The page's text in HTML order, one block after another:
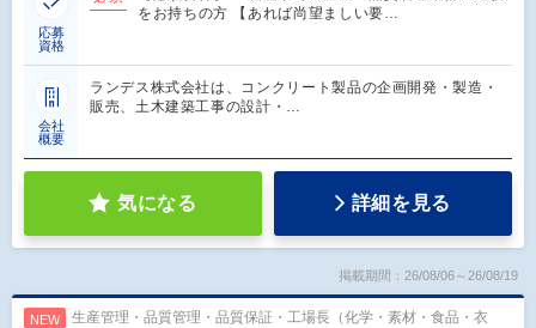
応募
資格
をお持ちの方 【あれば尚望ましい要…
会社
概要
ランデス株式会社は、コンクリート製品の企画開発・製造・
販売、土木建築工事の設計・…
気になる 詳細を見る
掲載期間：26/08/06～26/08/19
NEW
生産管理・品質管理・品質保証・工場長（化学・素材・食品・衣